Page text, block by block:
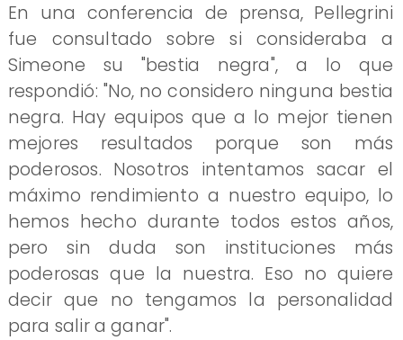
En una conferencia de prensa, Pellegrini
fue consultado sobre si consideraba a
Simeone su "bestia negra", a lo que
respondió: "No, no considero ninguna bestia
negra. Hay equipos que a lo mejor tienen
mejores resultados porque son más
poderosos. Nosotros intentamos sacar el
máximo rendimiento a nuestro equipo, lo
hemos hecho durante todos estos años,
pero sin duda son instituciones más
poderosas que la nuestra. Eso no quiere
decir que no tengamos la personalidad
para salir a ganar".